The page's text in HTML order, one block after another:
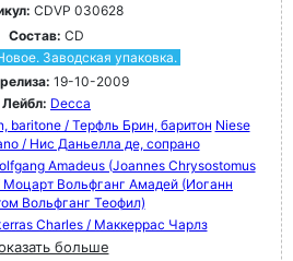
CDVP 030628
Состав: CD
Заводская упаковка.
19-10-2009
Лейбл: Decca
baritone / Терфль Брин, баритон Niese
/ Нис Даньелла де, сопрано
Amadeus (Joannes Chrysostomus
Моцарт Вольфганг Амадей (Иоганн
Вольфганг Теофил)
Charles / Маккеррас Чарлз
больше